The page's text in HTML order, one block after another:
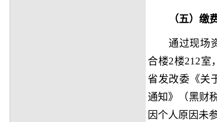
（五）缴
通过现场
合楼2楼212室
省发改委《关
通知》（黑财
因个人原因未